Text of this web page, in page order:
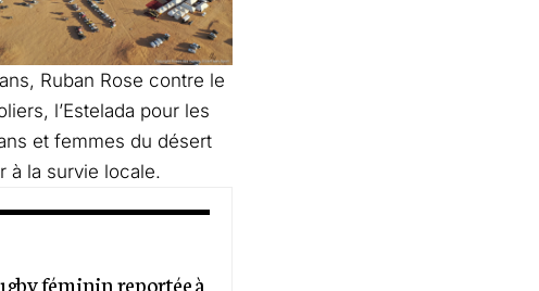
Ruban Rose contre le
l’Estelada pour les
et femmes du désert
à la survie locale.
féminin reportée à